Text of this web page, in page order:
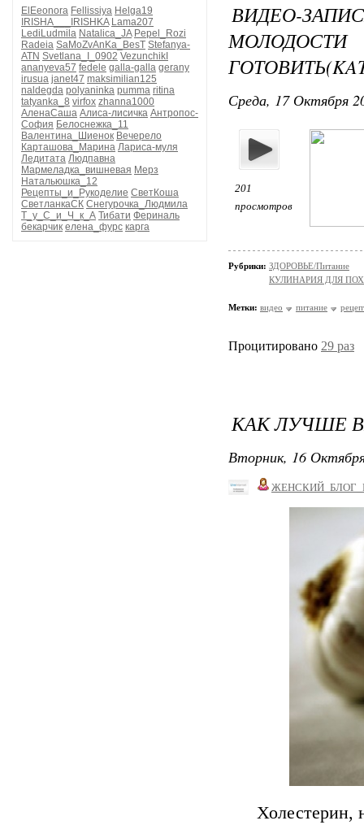
ElEeonora Fellissiya Helga19
IRISHA___IRISHKA Lama207
LediLudmila Natalica_JA Pepel_Rozi
Radeia SaMoZvAnKa_BesT Stefanya-
ATN Svetlana_I_0902 VezunchikI
ananyeva57 fedele galla-galla gerany
irusua janet47 maksimilian125
naldegda polyaninka pumma ritina
tatyanka_8 virfox zhanna1000
АленаСаша Алиса-лисичка Антропос-
София Белоснежка_11
Валентина_Шиенок Вечерело
Карташова_Марина Лариса-муля
Ледитата Людпавна
Мармеладка_вишневая Мерз
Натальюшка_12
Рецепты_и_Рукоделие СветКоша
СветланкаСК Снегурочка_Людмила
Т_у_С_и_Ч_к_А Тибати Фериналь
бекарчик елена_фурс карга
ВИДЕО-
Среда, 17 Октября
201
просмотров
Рубрики: ЗДОРОВЬЕ/Питание
КУЛИНАРИЯ ДЛЯ
Метки: видео питание
Процитировано 29 раз
КАК ЛУЧШЕ
Вторник, 16
Холестерин,